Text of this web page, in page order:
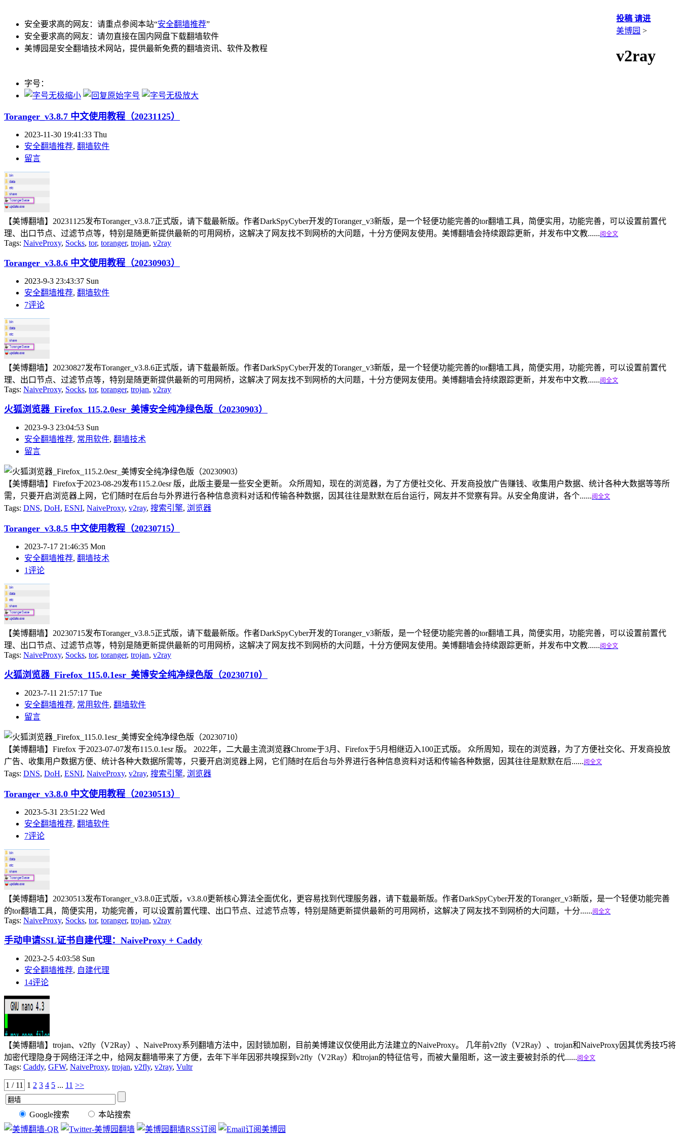
安全要求高的网友：请重点参阅本站“安全翻墙推荐”
安全要求高的网友：请勿直接在国内网盘下载翻墙软件
美博园是安全翻墙技术网站，提供最新免费的翻墙资讯、软件及教程
投稿 请进
美博园 >
v2ray
字号：
Toranger_v3.8.7 中文使用教程（20231125）
2023-11-30 19:41:33 Thu
安全翻墙推荐, 翻墙软件
留言
【美博翻墙】20231125发布Toranger_v3.8.7正式版，请下载最新版。作者DarkSpyCyber开发的Toranger_v3新版，是一个轻便功能完善的tor翻墙工具，简便实用，功能完善，可以设置前置代
理、出口节点、过滤节点等，特别是随更新提供最新的可用网桥，这解决了网友找不到网桥的大问题，十分方便网友使用。美博翻墙会持续跟踪更新，并发布中文教......阅全文
Tags: NaiveProxy, Socks, tor, toranger, trojan, v2ray
Toranger_v3.8.6 中文使用教程（20230903）
2023-9-3 23:43:37 Sun
安全翻墙推荐, 翻墙软件
7评论
【美博翻墙】20230827发布Toranger_v3.8.6正式版，请下载最新版。作者DarkSpyCyber开发的Toranger_v3新版，是一个轻便功能完善的tor翻墙工具，简便实用，功能完善，可以设置前置代
理、出口节点、过滤节点等，特别是随更新提供最新的可用网桥，这解决了网友找不到网桥的大问题，十分方便网友使用。美博翻墙会持续跟踪更新，并发布中文教......阅全文
Tags: NaiveProxy, Socks, tor, toranger, trojan, v2ray
火狐浏览器_Firefox_115.2.0esr_美博安全纯净绿色版（20230903）
2023-9-3 23:04:53 Sun
安全翻墙推荐, 常用软件, 翻墙技术
留言
【美博翻墙】Firefox于2023-08-29发布115.2.0esr 版，此版主要是一些安全更新。 众所周知，现在的浏览器，为了方便社交化、开发商投放广告赚钱、收集用户数据、统计各种大数据等等所
需，只要开启浏览器上网，它们随时在后台与外界进行各种信息资料对话和传输各种数据，因其往往是默默在后台运行，网友并不觉察有异。从安全角度讲，各个......阅全文
Tags: DNS, DoH, ESNI, NaiveProxy, v2ray, 搜索引擎, 浏览器
Toranger_v3.8.5 中文使用教程（20230715）
2023-7-17 21:46:35 Mon
安全翻墙推荐, 翻墙技术
1评论
【美博翻墙】20230715发布Toranger_v3.8.5正式版，请下载最新版。作者DarkSpyCyber开发的Toranger_v3新版，是一个轻便功能完善的tor翻墙工具，简便实用，功能完善，可以设置前置代
理、出口节点、过滤节点等，特别是随更新提供最新的可用网桥，这解决了网友找不到网桥的大问题，十分方便网友使用。美博翻墙会持续跟踪更新，并发布中文教......阅全文
Tags: NaiveProxy, Socks, tor, toranger, trojan, v2ray
火狐浏览器_Firefox_115.0.1esr_美博安全纯净绿色版（20230710）
2023-7-11 21:57:17 Tue
安全翻墙推荐, 常用软件, 翻墙软件
留言
【美博翻墙】Firefox 于2023-07-07发布115.0.1esr 版。 2022年，二大最主流浏览器Chrome于3月、Firefox于5月相继迈入100正式版。 众所周知，现在的浏览器，为了方便社交化、开发商投放
广告、收集用户数据方便、统计各种大数据所需等，只要开启浏览器上网，它们随时在后台与外界进行各种信息资料对话和传输各种数据，因其往往是默默在后......阅全文
Tags: DNS, DoH, ESNI, NaiveProxy, v2ray, 搜索引擎, 浏览器
Toranger_v3.8.0 中文使用教程（20230513）
2023-5-31 23:51:22 Wed
安全翻墙推荐, 翻墙软件
7评论
【美博翻墙】20230513发布Toranger_v3.8.0正式版，v3.8.0更新核心算法全面优化，更容易找到代理服务器，请下载最新版。作者DarkSpyCyber开发的Toranger_v3新版，是一个轻便功能完善
的tor翻墙工具，简便实用，功能完善，可以设置前置代理、出口节点、过滤节点等，特别是随更新提供最新的可用网桥，这解决了网友找不到网桥的大问题，十分......阅全文
Tags: NaiveProxy, Socks, tor, toranger, trojan, v2ray
手动申请SSL证书自建代理：NaiveProxy + Caddy
2023-2-5 4:03:58 Sun
安全翻墙推荐, 自建代理
14评论
【美博翻墙】trojan、v2fly（V2Ray）、NaiveProxy系列翻墙方法中，因封锁加剧，目前美博建议仅使用此方法建立的NaiveProxy。 几年前v2fly（V2Ray）、trojan和NaiveProxy因其优秀技巧将
加密代理隐身于网络汪洋之中，给网友翻墙带来了方便，去年下半年因邪共嗅探到v2fly（V2Ray）和trojan的特征信号，而被大量阻断，这一波主要被封杀的代......阅全文
Tags: Caddy, GFW, NaiveProxy, trojan, v2fly, v2ray, Vultr
1 / 11 1 2 3 4 5 ... 11 >>
Google搜索 本站搜索